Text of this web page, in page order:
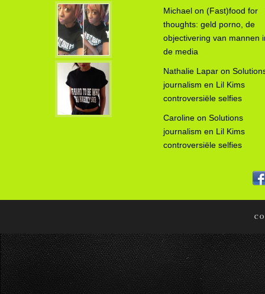
Michael on (Fast)food for
thoughts: geld porno, de
objectivering van mannen
de media
Nathalie Lapar on
journalism en Lil Kims
controversiële selfies
Caroline on Solutions
journalism en Lil Kims
controversiële selfies